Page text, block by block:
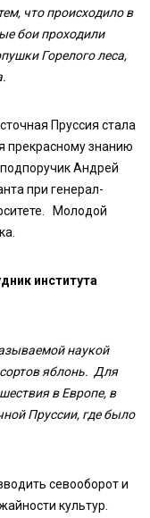
что происходило в
бои проходили
Горелого леса,
Пруссия стала
прекрасному знанию
Андрей
при генерал-
Молодой
института
наукой
яблонь. Для
в Европе, в
Пруссии, где было
севооборот и
культур.